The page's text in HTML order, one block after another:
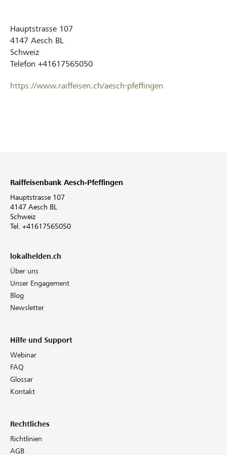
Hauptstrasse 107
4147 Aesch BL
Schweiz
Telefon +41617565050
https://www.raiffeisen.ch/aesch-pfeffingen
Raiffeisenbank Aesch-Pfeffingen
Hauptstrasse 107
4147 Aesch BL
Schweiz
Tel. +41617565050
lokalhelden.ch
Über uns
Unser Engagement
Blog
Newsletter
Hilfe und Support
Webinar
FAQ
Glossar
Kontakt
Rechtliches
Richtlinien
AGB